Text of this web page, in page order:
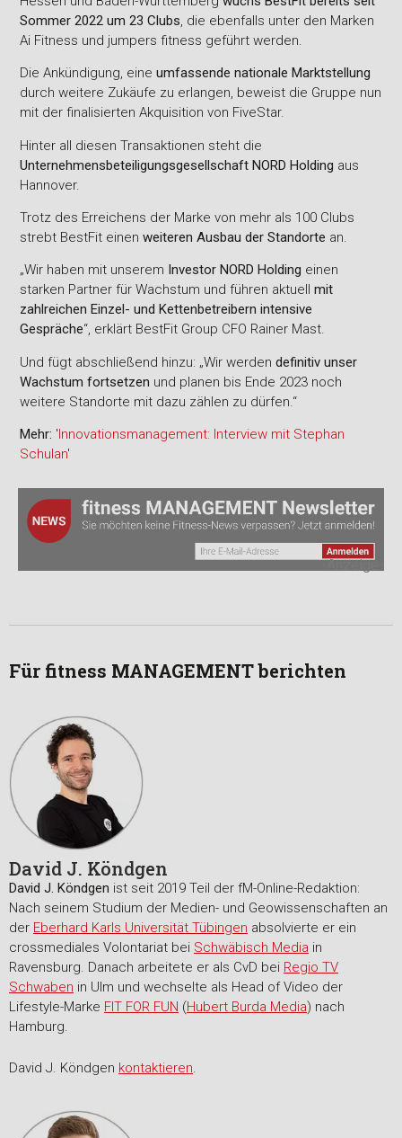
Sommer 2022 um 23 Clubs, die ebenfalls unter den Marken
Ai Fitness und jumpers fitness geführt werden.
Die Ankündigung, eineumfassende nationale Marktstellung
durch weitere Zukäufe zu erlangen, beweist die Gruppe nun
mit der finalisierten Akquisition von FiveStar.
Hinter all diesen Transaktionen steht die
Unternehmensbeteiligungsgesellschaft NORD Holding aus
Hannover.
Trotz des Erreichens der Marke von mehr als 100 Clubs
strebt BestFit einenweiteren Ausbau der Standorte an.
„Wir haben mit unserem Investor NORD Holding einen
starken Partner für Wachstum und führen aktuellmit
zahlreichen Einzel- und Kettenbetreibern intensive
Gespräche“, erklärt BestFit Group CFO Rainer Mast.
Und fügt abschließend hinzu: „Wir werdendefinitiv unser
Wachstum fortsetzen und planen bis Ende 2023 noch
weitere Standorte mit dazu zählen zu dürfen.“
Mehr: 'Innovationsmanagement: Interview mit Stephan
Schulan'
-Anzeige-
Für fitness MANAGEMENT berichten
David J. Köndgen
David J. Köndgen ist seit 2019 Teil der fM-Online-Redaktion:
Nach seinem Studium der Medien- und Geowissenschaften an
der Eberhard Karls Universität Tübingen absolvierte er ein
crossmediales Volontariat bei Schwäbisch Media in
Ravensburg. Danach arbeitete er als CvD bei Regio TV
Schwaben in Ulm und wechselte als Head of Video der
Lifestyle-Marke FIT FOR FUN (Hubert Burda Media) nach
Hamburg.
David J. Köndgen kontaktieren.